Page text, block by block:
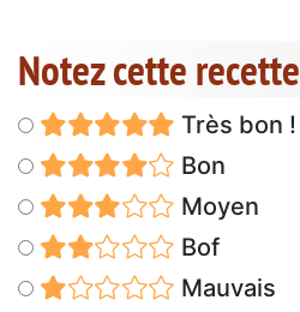
Notez cette recette
Très bon !
Bon
Moyen
Bof
Mauvais